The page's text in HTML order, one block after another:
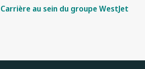
Carrière au sein du groupe WestJet